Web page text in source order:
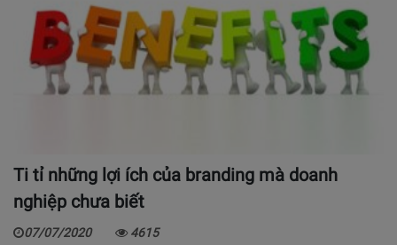
Ti tỉ những lợi ích của branding mà doanh
nghiệp chưa biết
07/07/2020 4615